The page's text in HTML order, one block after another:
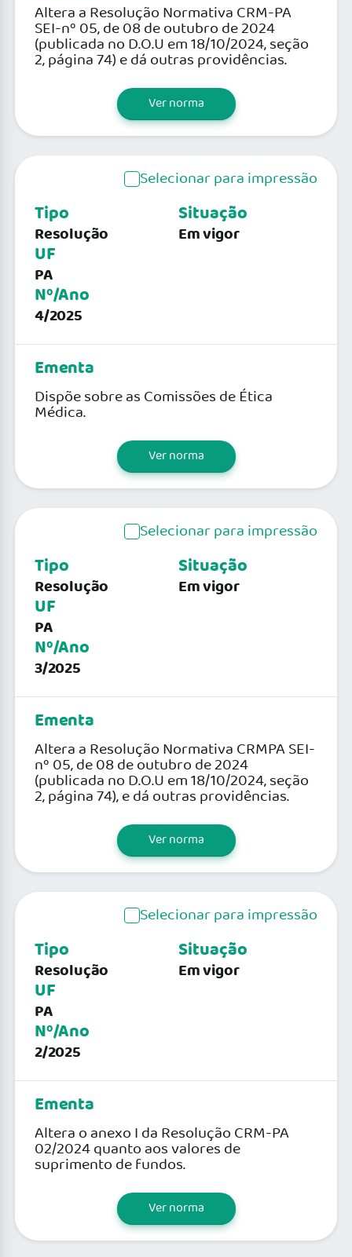
Altera a Resolução Normativa CRM-PA
SEI-nº 05, de 08 de outubro de 2024
(publicada no D.O.U em 18/10/2024, seção
2, página 74) e dá outras providências.
Ver norma
Selecionar para impressão
Tipo
Resolução
UF
PA
Nº/Ano
4/2025
Situação
Em vigor
Ementa
Dispõe sobre as Comissões de Ética
Médica.
Ver norma
Selecionar para impressão
Tipo
Resolução
UF
PA
Nº/Ano
3/2025
Situação
Em vigor
Ementa
Altera a Resolução Normativa CRMPA SEI-
nº 05, de 08 de outubro de 2024
(publicada no D.O.U em 18/10/2024, seção
2, página 74), e dá outras providências.
Ver norma
Selecionar para impressão
Tipo
Resolução
UF
PA
Nº/Ano
2/2025
Situação
Em vigor
Ementa
Altera o anexo I da Resolução CRM-PA
02/2024 quanto aos valores de
suprimento de fundos.
Ver norma